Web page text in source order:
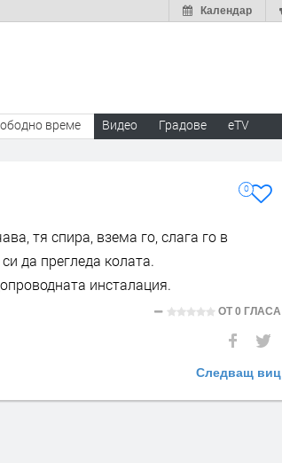
Календар
време Видео Градове eTV
0
тя спира, взема го, слага го в
да прегледа колата.
инсталация.
ОТ0 ГЛАСА
Следващ виц